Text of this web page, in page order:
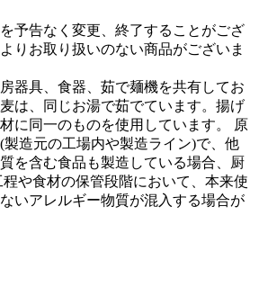
予告なく変更、終了することがござ
りお取り扱いのない商品がございま
器具、食器、茹で麺機を共有してお
は、同じお湯で茹でています。揚げ
に同一のものを使用しています。 原
造元の工場内や製造ライン)で、他
を含む食品も製造している場合、厨
程や食材の保管段階において、本来使
いアレルギー物質が混入する場合が